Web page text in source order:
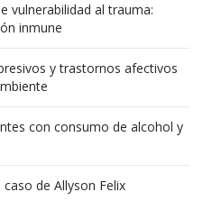
vulnerabilidad al trauma:
inmune
y trastornos afectivos
con consumo de alcohol y
de Allyson Felix